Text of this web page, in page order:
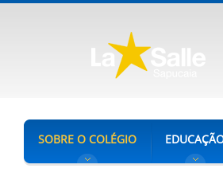
SOBRE O COLÉGIO